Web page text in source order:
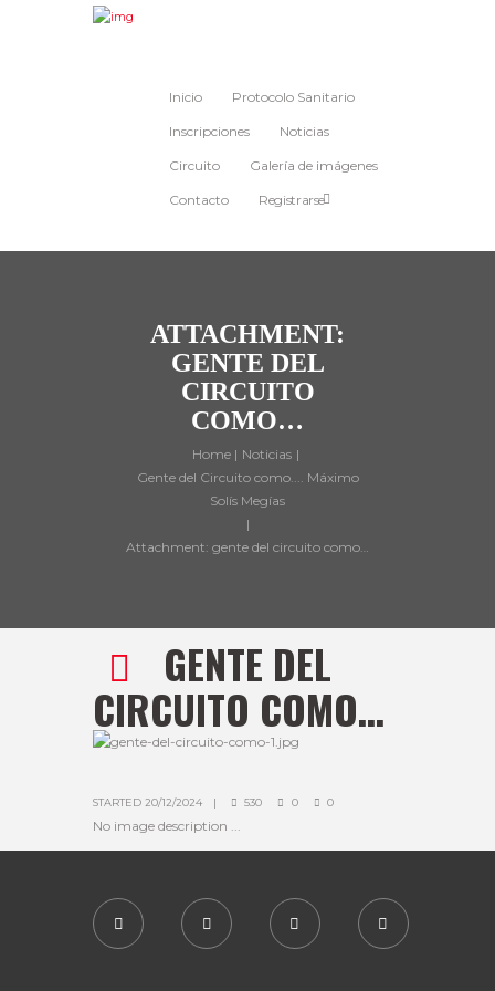
Inicio Protocolo Sanitario
Inscripciones Noticias
Circuito Galería de imágenes
Contacto Registrarse
ATTACHMENT:
GENTE DEL
CIRCUITO
COMO…
Home
Noticias
Gente del Circuito como.... Máximo
Solís Megías
Attachment: gente del circuito como…
GENTE DEL
CIRCUITO COMO…
STARTED 20/12/2024 530 0 0
No image description ...